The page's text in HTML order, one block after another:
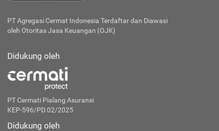
PT Agregasi Cermat Indonesia Terdaftar dan Diawasi
oleh Otoritas Jasa Keuangan (OJK)
Didukung oleh
PT Cermati Pialang Asuransi
KEP-596/PD.02/2025
Didukung oleh